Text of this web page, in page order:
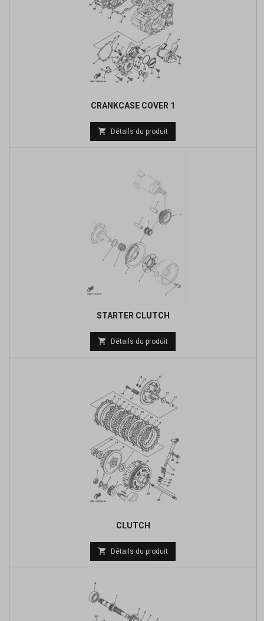
CRANKCASE COVER 1
Prix
de
 Détails du produit
STARTER CLUTCH
Prix
de
 Détails du produit
CLUTCH
Prix
de
 Détails du produit